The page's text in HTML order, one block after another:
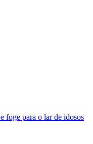
foge para o lar de idosos